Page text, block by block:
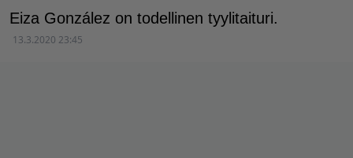
Eiza González on todellinen tyylitaituri.
13.3.2020 23:45